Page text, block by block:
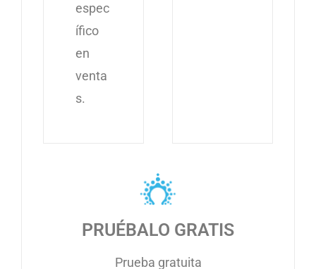
espec
ífico
en
venta
s.
PRUÉBALO GRATIS
Prueba gratuita